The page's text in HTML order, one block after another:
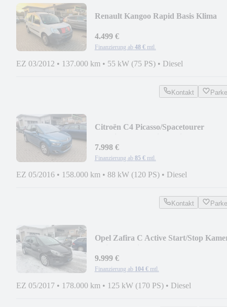
Renault Kangoo Rapid Basis Klima
4.499 €
Finanzierung ab 48 € mtl.
EZ 03/2012 • 137.000 km • 55 kW (75 PS) • Diesel
Kontakt
Citroën C4 Picasso/Spacetourer
7.998 €
Finanzierung ab 85 € mtl.
EZ 05/2016 • 158.000 km • 88 kW (120 PS) • Diesel
Kontakt
Opel Zafira C Active Start/Stop
9.999 €
Finanzierung ab 104 € mtl.
EZ 05/2017 • 178.000 km • 125 kW (170 PS) • Diesel